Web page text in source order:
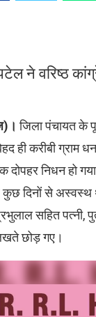
ने वरिष्ठ
जिला पंचायत के
ही करीबी ग्राम
निधन हो
कुछ दिनों से
सहित पत्नी,
छोड़ गए।